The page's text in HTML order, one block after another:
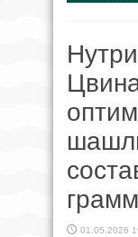
01.05.2026